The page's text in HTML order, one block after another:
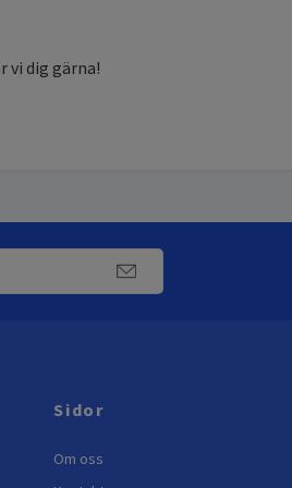
vi dig gärna!
Sidor
Om oss